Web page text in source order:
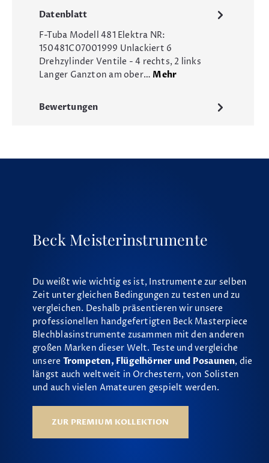
Datenblatt
F-Tuba Modell 481 Elektra NR:
150481C07001999 Unlackiert 6
Drehzylinder Ventile - 4 rechts, 2 links
Langer Ganzton am ober… Mehr
Bewertungen
Beck Meisterinstrumente
Du weißt wie wichtig es ist, Instrumente zur selben
Zeit unter gleichen Bedingungen zu testen und zu
vergleichen. Deshalb präsentieren wir unsere
professionellen handgefertigten Beck Masterpiece
Blechblasinstrumente zusammen mit den anderen
großen Marken dieser Welt. Teste und vergleiche
unsere Trompeten, Flügelhörner und Posaunen, die
längst auch weltweit in Orchestern, von Solisten
und auch vielen Amateuren gespielt werden.
ZUR PREMIUM KOLLEKTION